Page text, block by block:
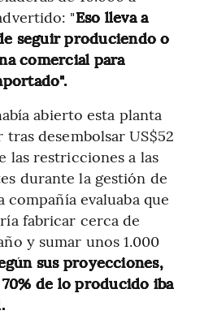
"Eso lleva a
seguir produciendo o
comercial para
abierto esta planta
desembolsar US$52
las restricciones a las
durante la gestión de
compañía evaluaba que
fabricar cerca de
y sumar unos 1.000
sus proyecciones,
de lo producido iba